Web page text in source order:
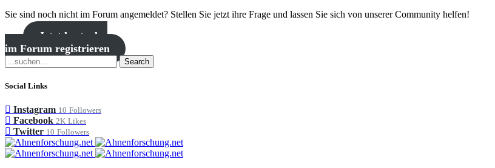
Sie sind noch nicht im Forum angemeldet? Stellen Sie jetzt ihre Frage und lassen Sie sich von unserer Community helfen!
Jetzt kostenlos
im Forum registrieren
Search
Social Links
Instagram 10 Followers
Facebook 2K Likes
Twitter 10 Followers